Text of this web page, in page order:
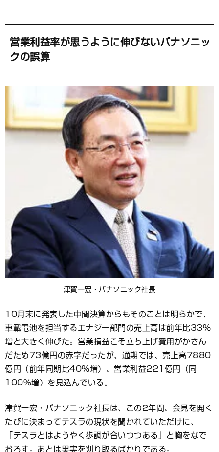
営業利益率が思うように伸びないパナソニッ
クの誤算
津賀一宏・パナソニック社長
10月末に発表した中間決算からもそのことは明らかで、
車載電池を担当するエナジー部門の売上高は前年比33％
増と大きく伸びた。営業損益こそ立ち上げ費用がかさん
だため73億円の赤字だったが、通期では、売上高7880
億円（前年同期比40％増）、営業利益221億円（同
100％増）を見込んでいる。
津賀一宏・パナソニック社長は、この2年間、会見を開く
たびに決まってテスラの現状を聞かれていただけに、
「テスラとはようやく歩調が合いつつある」と胸をなで
おろす。あとは果実を刈り取るばかりである。